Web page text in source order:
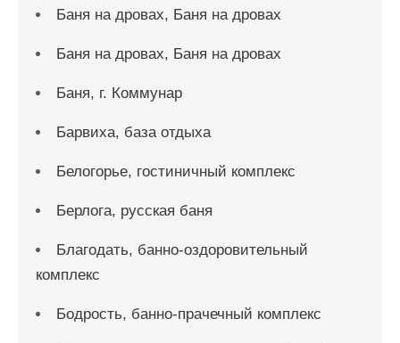
Баня на дровах, Баня на дровах
Баня на дровах, Баня на дровах
Баня, г. Коммунар
Барвиха, база отдыха
Белогорье, гостиничный комплекс
Берлога, русская баня
Благодать, банно-оздоровительный
комплекс
Бодрость, банно-прачечный комплекс